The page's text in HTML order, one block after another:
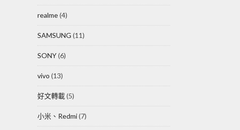
realme(4)
SAMSUNG (11)
SONY(6)
vivo (13)
好文轉載(5)
小米、Redmi(7)